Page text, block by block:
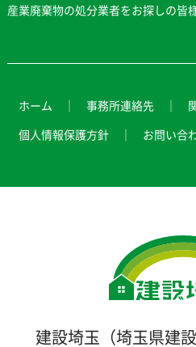
産業廃棄物の処分業者をお探しの皆
ホーム 事務所連絡先
個人情報保護方針
お問い合
建設埼玉（埼玉県建